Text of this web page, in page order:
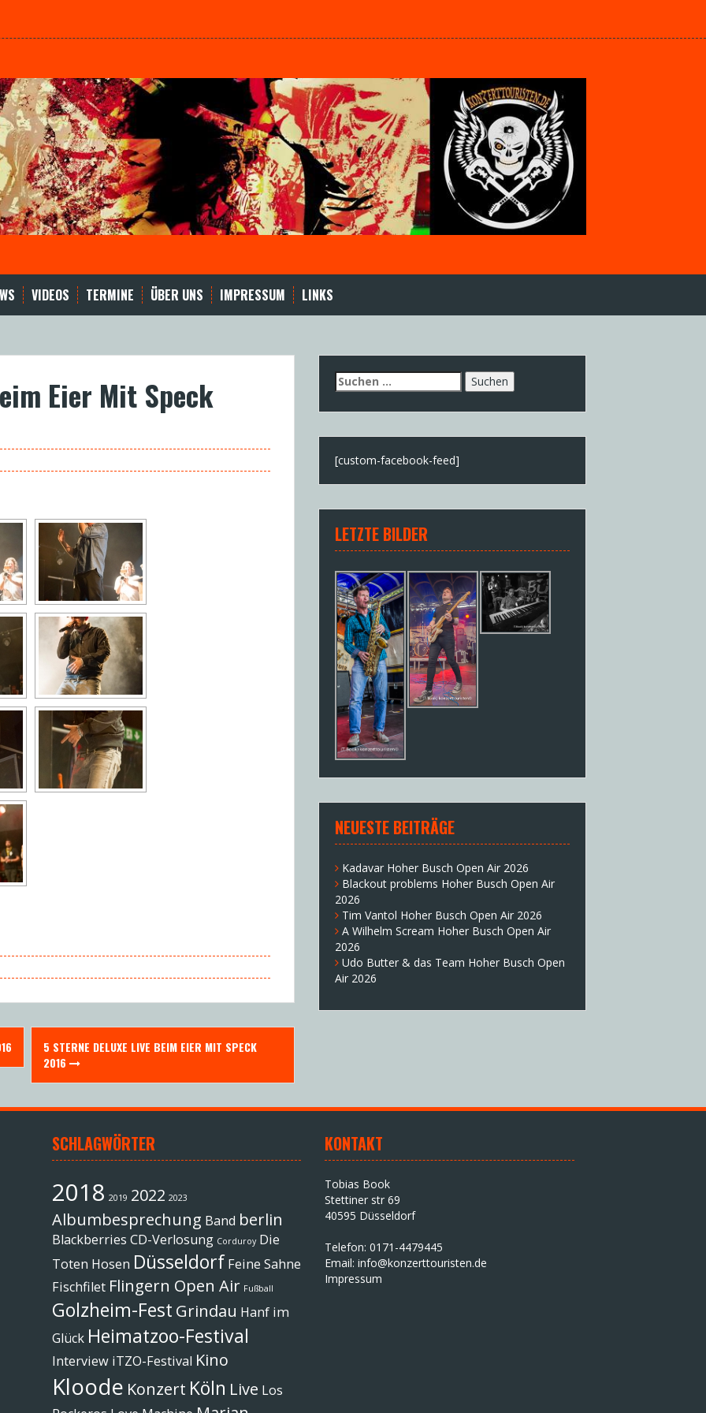
VIDEOS TERMINE ÜBER UNS IMPRESSUM LINKS
Eier Mit Speck
5 STERNE DELUXE LIVE BEIM EIER MIT SPECK
2016
Suchen
nach:
[custom-facebook-feed]
LETZTE BILDER
NEUESTE BEITRÄGE
Kadavar Hoher Busch Open Air 2026
Blackout problems Hoher Busch Open Air
2026
Tim Vantol Hoher Busch Open Air 2026
A Wilhelm Scream Hoher Busch Open Air
2026
Udo Butter & das Team Hoher Busch Open
Air 2026
SCHLAGWÖRTER
2018 2019 2022 2023
Albumbesprechung Band berlin
Blackberries CD-Verlosung Corduroy Die
Toten Hosen Düsseldorf Feine Sahne
Fischfilet Flingern Open Air Fußball
Golzheim-Fest Grindau Hanf im
Glück Heimatzoo-Festival
Interview iTZO-Festival Kino
Kloode Konzert Köln Live Los
KONTAKT
Tobias Book
Stettiner str 69
40595 Düsseldorf
Telefon: 0171-4479445
Email:info@konzerttouristen.de
Impressum